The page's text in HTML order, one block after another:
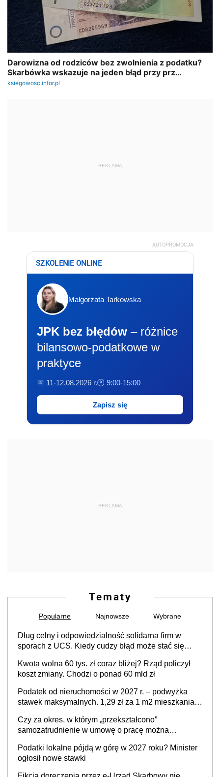
REKLAMA
AUTOPROMOCJA
SZKOLENIE ONLINE
Małgorzata Tarkowska
JPK bez błędów – różnice
bilansowo-podatkowe w
praktyce
📅 11-12.08.2026 r.🕐 9:00-15:00
Zapisz się
REKLAMA
Tematy
Popularne Najnowsze Wybrane
Dług celny i odpowiedzialność solidarna firm w
sporach z UCS. Kiedy cudzy błąd może stać się
Kwota wolna 60 tys. zł coraz bliżej? Rząd policzył
koszt zmiany. Chodzi o ponad 60 mld zł
Podatek od nieruchomości w 2027 r. – podwyżka
stawek maksymalnych. 1,29 zł za 1 m2 mieszkania,
prowadzeniem działalności gospodarczej
Czy za okres, w którym „przekształcono”
samozatrudnienie w umowę o pracę można
cywilnoprawnej jedynym racjonalnym wyjściem
Podatki lokalne pójdą w górę w 2027 roku? Minister
ogłosił nowe stawki